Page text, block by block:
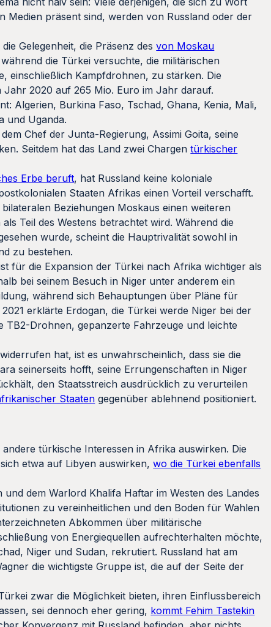
Medien präsent sind, werden von Russland oder der
Gelegenheit, die Präsenz desvon Moskau
die Türkei versuchte, die militärischen
einschließlich Kampfdrohnen, zu stärken. Die
2020 auf 265 Mio. Euro im Jahr darauf.
Algerien, Burkina Faso, Tschad, Ghana, Kenia, Mali,
und Uganda.
Chef der Junta-Regierung, Assimi Goita, seine
Seitdem hat das Land zwei Chargentürkischer
Erbe beruft, hat Russland keine koloniale
Staaten Afrikas einen Vorteil verschafft.
Beziehungen Moskaus einen weiteren
Teil des Westens betrachtet wird. Während die
wurde, scheint die Hauptrivalität sowohl in
zu bestehen.
für die Expansion der Türkei nach Afrika wichtiger als
bei seinem Besuch in Niger unter anderem ein
während sich Behauptungen über Pläne für
erklärte Erdogan, die Türkei werde Niger bei der
TB2-Drohnen, gepanzerte Fahrzeuge und leichte
hat, ist es unwahrscheinlich, dass sie die
seinerseits hofft, seine Errungenschaften in Niger
den Staatsstreich ausdrücklich zu verurteilen
Staaten gegenüber ablehnend positioniert.
türkische Interessen in Afrika auswirken. Die
etwa auf Libyen auswirken,wo die Türkei ebenfalls
dem Warlord Khalifa Haftar im Westen des Landes
zu vereinheitlichen und den Boden für Wahlen
Abkommen über militärische
von Energiequellen aufrechterhalten möchte,
Niger und Sudan, rekrutiert. Russland hat am
die wichtigste Gruppe ist, die auf der Seite der
zwar die Möglichkeit bieten, ihren Einflussbereich
sei dennoch eher gering, kommt Fehim Tastekin